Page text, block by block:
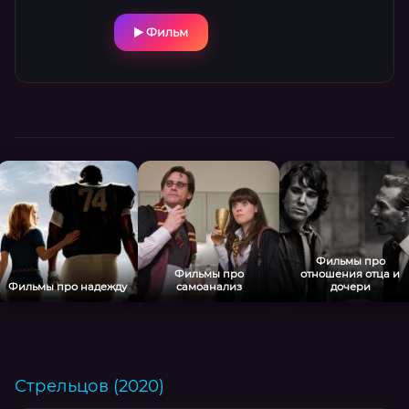
Фильм
Фильмы про надежду
Фильмы про
самоанализ
Фильмы про
отношения отца и
дочери
Стрельцов (2020)